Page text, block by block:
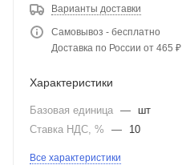
Варианты доставки
Самовывоз - бесплатно
Доставка по России от 465 ₽
Характеристики
Базовая единица —
шт
Ставка НДС, %
— 10
Все характеристики